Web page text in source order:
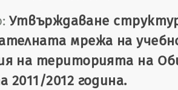
Утвърждаване
мрежа на
на територията на
2011/2012 година.